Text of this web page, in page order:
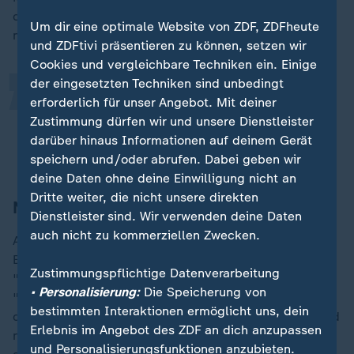
diese schon in "jungen Jahren selbstständig agieren
mussten", so der Experte.
Es sind auch viele an der Uni, die da
gar nicht so viel verloren haben.
„
Rüdiger Maas, Generationenforscher
Nach der Uni bevorzugen viele Teilzeit
Außerdem gebe es bei vielen Uni-Absolventen beim
Einstieg in den Arbeitsmarkt einige
"Übersetzungsfehler". So hätten etwa 62 Prozent eine
"völlig andere Vorstellung" von der Arbeitswelt, als
die, die sie dann tatsächlich vorfänden, sagt Maas und
nennt als Beispiel, dass viele sich nach der Uni aktiv
Um dir eine optimale Website von ZDF, ZDFheute
und ZDFtivi präsentieren zu können, setzen wir
Cookies und vergleichbare Techniken ein. Einige
der eingesetzten Techniken sind unbedingt
erforderlich für unser Angebot. Mit deiner
Zustimmung dürfen wir und unsere Dienstleister
darüber hinaus Informationen auf deinem Gerät
speichern und/oder abrufen. Dabei geben wir
deine Daten ohne deine Einwilligung nicht an
Dritte weiter, die nicht unsere direkten
Dienstleister sind. Wir verwenden deine Daten
auch nicht zu kommerziellen Zwecken.
Zustimmungspflichtige Datenverarbeitung
• Personalisierung:Die Speicherung von
bestimmten Interaktionen ermöglicht uns, dein
Erlebnis im Angebot des ZDF an dich anzupassen
und Personalisierungsfunktionen anzubieten.